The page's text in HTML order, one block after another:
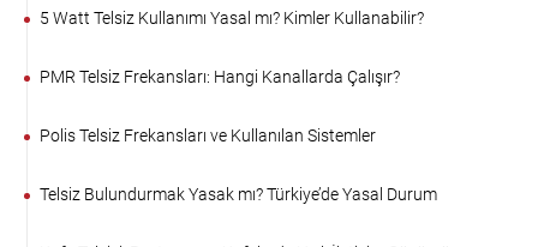
5 Watt Telsiz Kullanımı Yasal mı? Kimler Kullanabilir?
PMR Telsiz Frekansları: Hangi Kanallarda Çalışır?
Polis Telsiz Frekansları ve Kullanılan Sistemler
Telsiz Bulundurmak Yasak mı? Türkiye’de Yasal Durum